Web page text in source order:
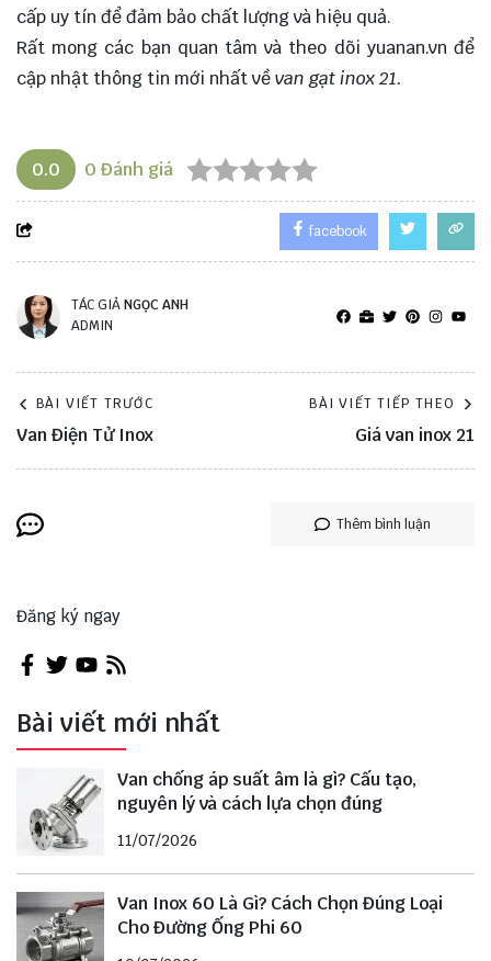
cấp uy tín để đảm bảo chất lượng và hiệu quả.
Rất mong các bạn quan tâm và theo dõi yuanan.vn để
cập nhật thông tin mới nhất vềvan gạt inox 21.
0.0 0 Đánh giá
facebook
TÁC GIẢNGỌC ANH
ADMIN
BÀI VIẾT TRƯỚC
Van Điện Tử Inox
BÀI VIẾT TIẾP THEO
Giá van inox 21
Thêm bình luận
Đăng ký ngay
Bài viết mới nhất
Van chống áp suất âm là gì? Cấu tạo,
nguyên lý và cách lựa chọn đúng
11/07/2026
Van Inox 60 Là Gì? Cách Chọn Đúng Loại
Cho Đường Ống Phi 60